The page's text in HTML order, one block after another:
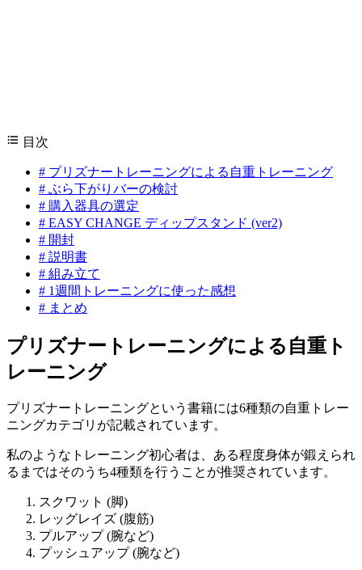
目次
# プリズナートレーニングによる自重トレーニング
# ぶら下がりバーの検討
# 購入器具の選定
# EASY CHANGE ディップスタンド (ver2)
# 開封
# 説明書
# 組み立て
# 1週間トレーニングに使った感想
# まとめ
プリズナートレーニングによる自重ト
レーニング
プリズナートレーニングという書籍には6種類の自重トレー
ニングカテゴリが記載されています。
私のようなトレーニング初心者は、ある程度身体が鍛えられ
るまではそのうち4種類を行うことが推奨されています。
スクワット (脚)
レッグレイズ (腹筋)
プルアップ (腕など)
プッシュアップ (腕など)